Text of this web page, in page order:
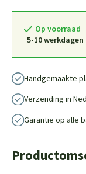
Op voorraad
5-10 werkdagen
Handgemaakte
Verzending in
Garantie op alle